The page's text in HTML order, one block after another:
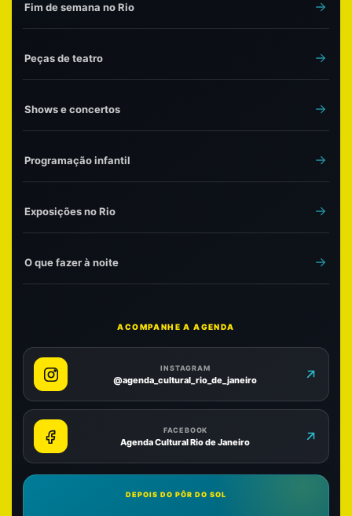
Fim de semana no Rio
Peças de teatro
Shows e concertos
Programação infantil
Exposições no Rio
O que fazer à noite
ACOMPANHE A AGENDA
INSTAGRAM
@agenda_cultural_rio_de_janeiro
FACEBOOK
Agenda Cultural Rio de Janeiro
DEPOIS DO PÔR DO SOL